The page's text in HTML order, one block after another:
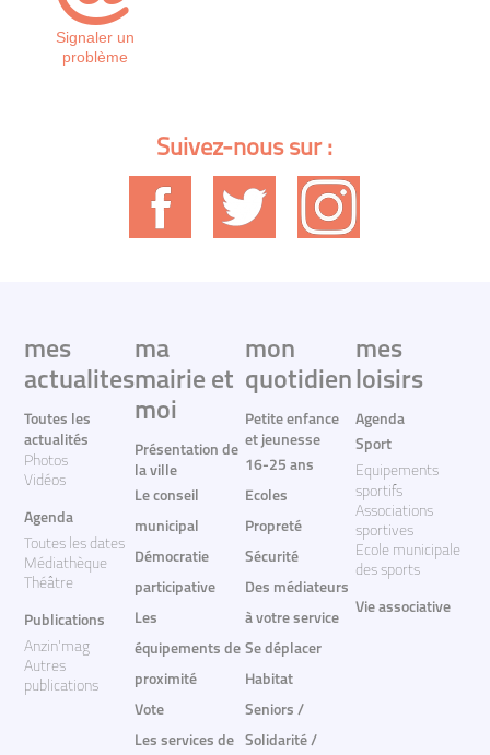
Signaler un
problème
Suivez-nous sur :
mes
actualites
Toutes les
actualités
Photos
Vidéos
Agenda
Toutes les dates
Médiathèque
Théâtre
Publications
Anzin'mag
Autres
publications
ma
mairie et
moi
Présentation de
la ville
Le conseil
municipal
Démocratie
participative
Les
équipements de
proximité
Vote
Les services de
mon
quotidien
Petite enfance
et jeunesse
16-25 ans
Ecoles
Propreté
Sécurité
Des médiateurs
à votre service
Se déplacer
Habitat
Seniors /
Solidarité /
mes
loisirs
Agenda
Sport
Equipements
sportifs
Associations
sportives
Ecole municipale
des sports
Vie associative